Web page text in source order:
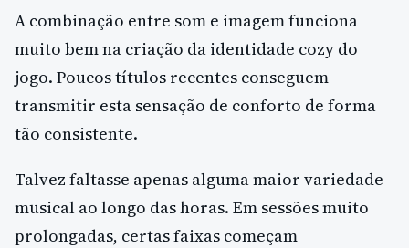
A combinação entre som e imagem funciona
muito bem na criação da identidade cozy do
jogo. Poucos títulos recentes conseguem
transmitir esta sensação de conforto de forma
tão consistente.
Talvez faltasse apenas alguma maior variedade
musical ao longo das horas. Em sessões muito
prolongadas, certas faixas começam